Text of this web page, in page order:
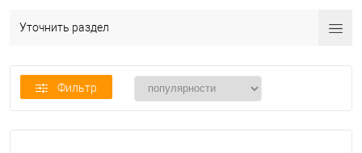
Уточнить раздел
Фильтр